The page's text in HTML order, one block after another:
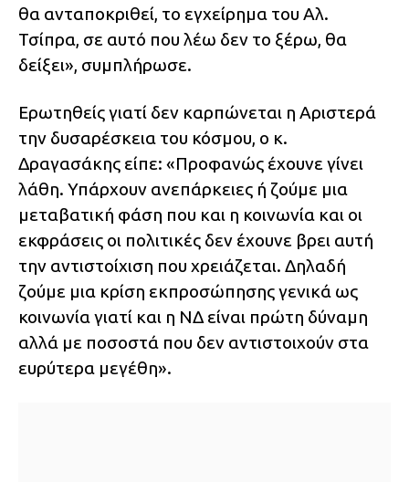
θα ανταποκριθεί, το εγχείρημα του Αλ.
Τσίπρα, σε αυτό που λέω δεν το ξέρω, θα
δείξει», συμπλήρωσε.
Ερωτηθείς γιατί δεν καρπώνεται η Αριστερά
την δυσαρέσκεια του κόσμου, ο κ.
Δραγασάκης είπε: «Προφανώς έχουνε γίνει
λάθη. Υπάρχουν ανεπάρκειες ή ζούμε μια
μεταβατική φάση που και η κοινωνία και οι
εκφράσεις οι πολιτικές δεν έχουνε βρει αυτή
την αντιστοίχιση που χρειάζεται. Δηλαδή
ζούμε μια κρίση εκπροσώπησης γενικά ως
κοινωνία γιατί και η ΝΔ είναι πρώτη δύναμη
αλλά με ποσοστά που δεν αντιστοιχούν στα
ευρύτερα μεγέθη».